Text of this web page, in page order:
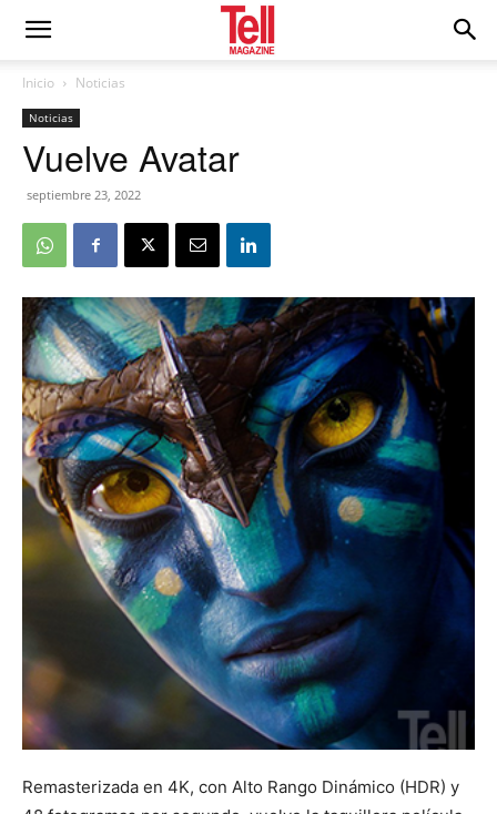
Inicio Noticias
Noticias
Vuelve Avatar
septiembre 23, 2022
Remasterizada en 4K, con Alto Rango Dinámico (HDR) y